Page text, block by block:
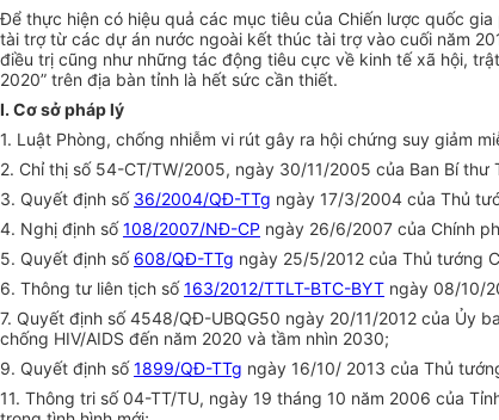
Để thực hiện có hiệu quả các mục tiêu của Chiến lược quốc
tài trợ từ các dự án nước ngoài kết thúc tài trợ vào cuối năm
điều trị cũng như những tác động tiêu cực về kinh tế xã hội,
2020” trên địa bàn tỉnh là hết sức cần thiết.
I. Cơ sở pháp lý
1. Luật Phòng, chống nhiễm vi rút gây ra hội chứng suy giảm
2. Chỉ thị số 54-CT/TW/2005, ngày 30/11/2005 của Ban Bí
3. Quyết định số 36/2004/QĐ-TTg ngày 17/3/2004 của Thủ
4. Nghị định số108/2007/NĐ-CP ngày 26/6/2007 của Chính
5. Quyết định số 608/QĐ-TTg ngày 25/5/2012 của Thủ tướng C
6. Thông tư liên tịch số163/2012/TTLT-BTC-BYT ngày 08/10/
7. Quyết định số 4548/QĐ-UBQG50 ngày 20/11/2012 của Ủy
chống HIV/AIDS đến năm 2020 và tầm nhìn 2030;
9. Quyết định số1899/QĐ-TTg ngày 16/10/ 2013 của Thủ
11. Thông tri số 04-TT/TU, ngày 19 tháng 10 năm 2006 của